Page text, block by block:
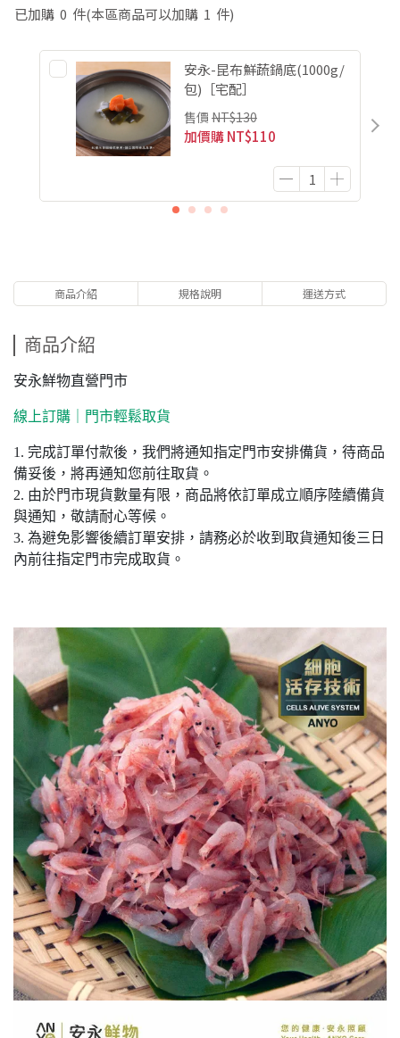
已加購 0 件(本區商品可以加購 1 件)
安永-昆布鮮蔬鍋底(1000g/
包)［宅配］
售價 NT$130
加價購NT$110
商品介紹 規格說明 運送方式
商品介紹
安永鮮物直營門市
線上訂購｜門市輕鬆取貨
1. 完成訂單付款後，我們將通知指定門市安排備貨，待商品
備妥後，將再通知您前往取貨。
2. 由於門市現貨數量有限，商品將依訂單成立順序陸續備貨
與通知，敬請耐心等候。
3. 為避免影響後續訂單安排，請務必於收到取貨通知後三日
內前往指定門市完成取貨。